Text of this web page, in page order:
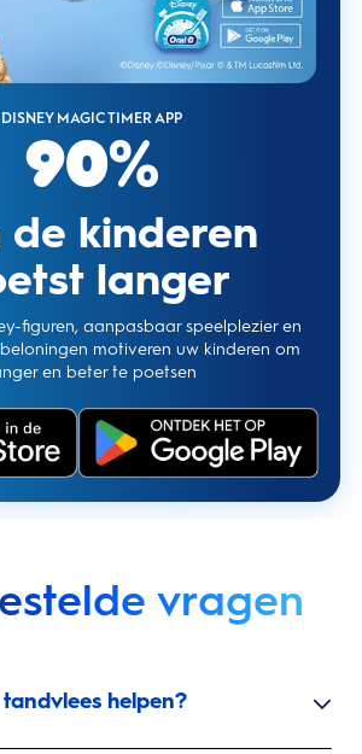
DISNEY MAGIC TIMER APP
90%
de kinderen
langer
figuren, aanpasbaar speelplezier en
motiveren uw kinderen om
en beter te poetsen
vragen
helpen?